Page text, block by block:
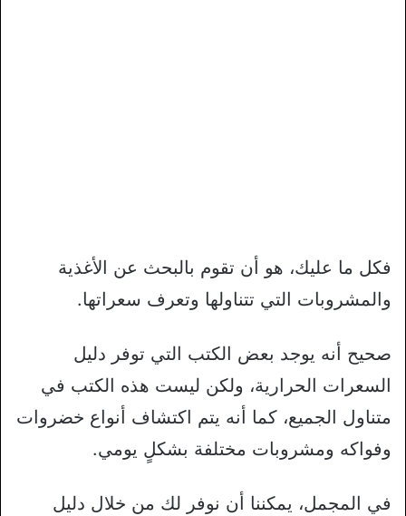
فكل ما عليك، هو أن تقوم بالبحث عن الأغذية
والمشروبات التي تتناولها وتعرف سعراتها.
صحيح أنه يوجد بعض الكتب التي توفر دليل
السعرات الحرارية، ولكن ليست هذه الكتب في
متناول الجميع، كما أنه يتم اكتشاف أنواع خضروات
وفواكه ومشروبات مختلفة بشكلٍ يومي.
في المجمل، يمكننا أن نوفر لك من خلال دليل